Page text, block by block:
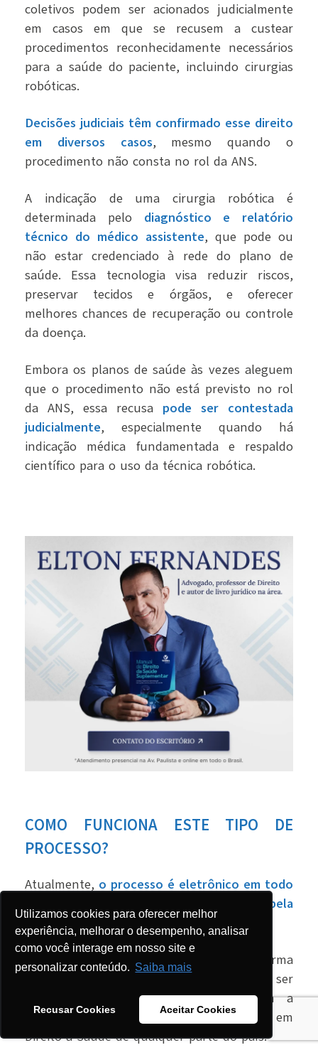
Utilizamos cookies para oferecer melhor
experiência, melhorar o desempenho, analisar
como você interage em nosso site e
personalizar conteúdo. Saiba mais
Recusar Cookies Aceitar Cookies
coletivos podem ser acionados judicialmente
em casos em que se recusem a custear
procedimentos reconhecidamente necessários
para a saúde do paciente, incluindo cirurgias
robóticas.
Decisões judiciais têm confirmado esse direito
em diversos casos, mesmo quando o
procedimento não consta no rol da ANS.
A indicação de uma cirurgia robótica é
determinada pelo diagnóstico e relatório
técnico do médico assistente, que pode ou
não estar credenciado à rede do plano de
saúde. Essa tecnologia visa reduzir riscos,
preservar tecidos e órgãos, e oferecer
melhores chances de recuperação ou controle
da doença.
Embora os planos de saúde às vezes aleguem
que o procedimento não está previsto no rol
da ANS, essa recusa pode ser contestada
judicialmente, especialmente quando há
indicação médica fundamentada e respaldo
científico para o uso da técnica robótica.
COMO FUNCIONA ESTE TIPO DE
PROCESSO?
Atualmente, o processo é eletrônico em todo
Brasil, então tudo pode ser feito pela
internet.
Então, como todo o processo tramita de forma
on-line - e até conversar com o juiz pode ser
feito assim -, é possível contar com a
orientação de um advogado especialista em
Direito à Saúde de qualquer parte do país.